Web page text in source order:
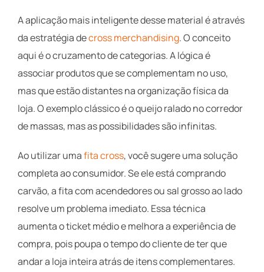
A aplicação mais inteligente desse material é através
da estratégia decross merchandising. O conceito
aqui é o cruzamento de categorias. A lógica é
associar produtos que se complementam no uso,
mas que estão distantes na organização física da
loja. O exemplo clássico é o queijo ralado no corredor
de massas, mas as possibilidades são infinitas.
Ao utilizar umafita cross, você sugere uma solução
completa ao consumidor. Se ele está comprando
carvão, a fita com acendedores ou sal grosso ao lado
resolve um problema imediato. Essa técnica
aumenta o ticket médio e melhora a experiência de
compra, pois poupa o tempo do cliente de ter que
andar a loja inteira atrás de itens complementares.